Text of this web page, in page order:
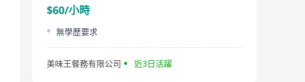
$60/小時
無學歷要求
美味王餐務有限公司 近3日活躍